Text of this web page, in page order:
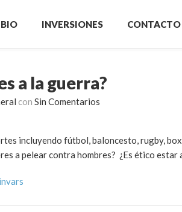
BIO INVERSIONES CONTACTO
a la guerra?
con Sin Comentarios
incluyendo fútbol, baloncesto, rugby,
a pelear contra hombres? ¿Es ético estar